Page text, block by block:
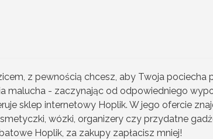
z pewnością chcesz, aby Twoja pociecha
- zaczynając od odpowiedniego
sklep internetowy Hoplik. W jego ofercie
wózki, organizery czy przydatne
Hoplik, za zakupy zapłacisz mniej!